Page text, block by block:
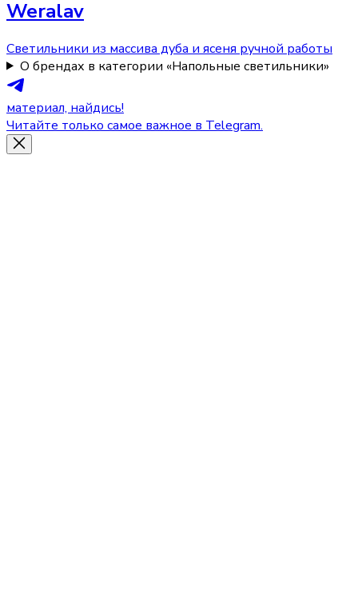
Weralav
Светильники из массива дуба и ясеня ручной работы
О брендах в категории «Напольные светильники»
материал, найдись!
Читайте только самое важное в Telegram.